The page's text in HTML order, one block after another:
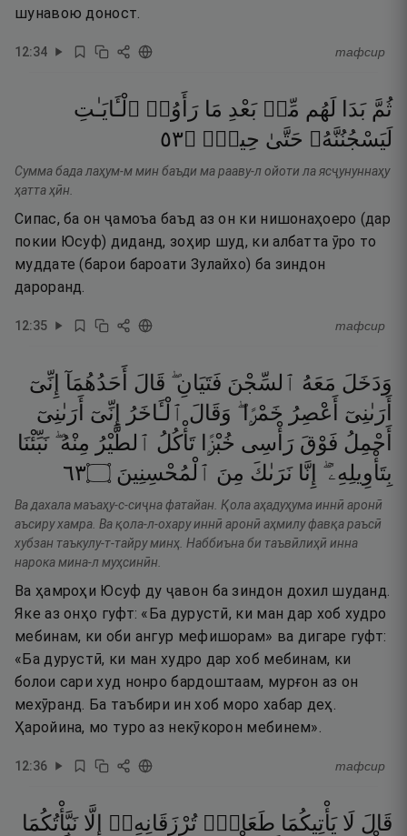
шунавою доност.
12:34 тафсир
ثُمَّ بَدَا لَهُم مِّنۢ بَعْدِ مَا رَأَوُا۟ ٱلْـَٔايَـٰتِ
لَيَسْجُنُنَّهُۥ حَتَّىٰ حِينٍۢ ۝٣٥
Сумма бада лаҳум-м мин баъди ма рааву-л ойоти ла ясҷунуннаҳу
ҳатта ҳӣн.
Сипас, ба он ҷамоъа баъд аз он ки нишонаҳоеро (дар
покии Юсуф) диданд, зоҳир шуд, ки албатта ӯро то
муддате (барои бароати Зулайхо) ба зиндон
дароранд.
12:35 тафсир
وَدَخَلَ مَعَهُ ٱلسِّجْنَ فَتَيَانِ ۖ قَالَ أَحَدُهُمَآ إِنِّىٓ
أَرَىٰنِىٓ
أَعْصِرُ خَمْرًۭا ۖ وَقَالَ ٱلْـَٔاخَرُ إِنِّىٓ أَرَىٰنِىٓ
أَحْمِلُ فَوْقَ رَأْسِى خُبْزًۭا تَأْكُلُ ٱلطَّيْرُ مِنْهُ ۖ نَبِّئْنَا
بِتَأْوِيلِهِۦٓ ۖ إِنَّا نَرَىٰكَ مِنَ ٱلْمُحْسِنِينَ ۝٣٦
Ва дахала маъаҳу-с-сиҷна фатайан. Қола аҳадуҳума иннӣ аронӣ
аъсиру хамра. Ва қола-л-охару иннӣ аронӣ аҳмилу фавқа раъсӣ
хубзан таъкулу-т-тайру минҳ. Наббиъна би таъвӣлиҳӣ инна
нарока мина-л муҳсинӣн.
Ва ҳамроҳи Юсуф ду ҷавон ба зиндон дохил шуданд.
Яке аз онҳо гуфт: «Ба дурустӣ, ки ман дар хоб худро
мебинам, ки оби ангур мефишорам» ва дигаре гуфт:
«Ба дурустӣ, ки ман худро дар хоб мебинам, ки
болои сари худ нонро бардоштаам, мурғон аз он
мехӯранд. Ба таъбири ин хоб моро хабар деҳ.
Ҳаройина, мо туро аз некӯкорон мебинем».
12:36 тафсир
قَالَ لَا يَأْتِيكُمَا طَعَامٌۭ تُرْزَقَانِهِۦٓ إِلَّا نَبَّأْتُكُمَا